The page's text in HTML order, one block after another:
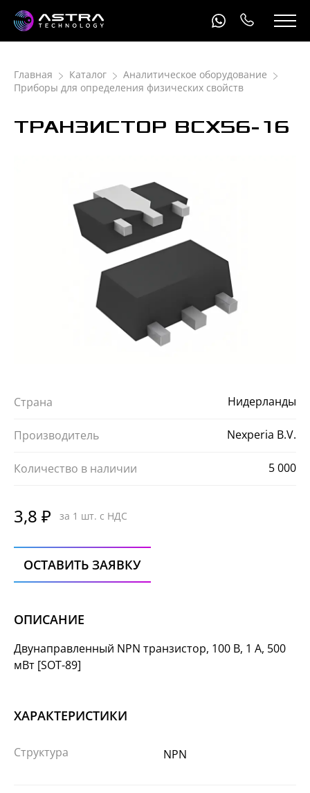
Главная Каталог
Аналитическое оборудование
Приборы для определения физических свойств
ТРАНЗИСТОР BCX56-16
Страна Нидерланды
Производитель Nexperia B.V.
Количество в наличии 5 000
3,8 ₽ за 1 шт. с НДС
ОСТАВИТЬ ЗАЯВКУ
ОПИСАНИЕ
Двунаправленный NPN транзистор, 100 В, 1 А, 500
мВт [SOT-89]
ХАРАКТЕРИСТИКИ
Структура NPN